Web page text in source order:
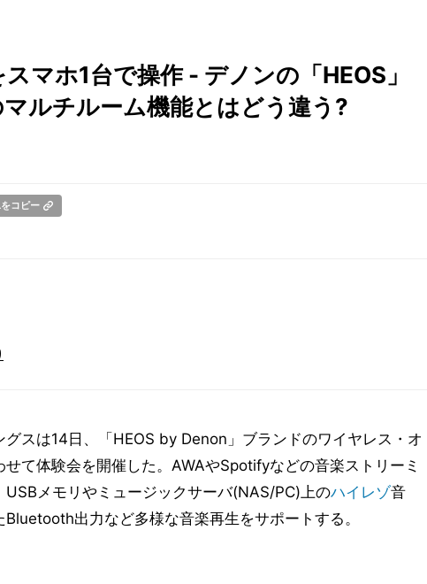
マホ1台で操作 - デノンの「HEOS」
ルチルーム機能とはどう違う?
コピー
スは14日、「HEOS by Denon」ブランドのワイヤレス・オ
て体験会を開催した。AWAやSpotifyなどの音楽ストリーミ
USBメモリやミュージックサーバ(NAS/PC)上のハイレゾ音
出力など多様な音楽再生をサポートする。